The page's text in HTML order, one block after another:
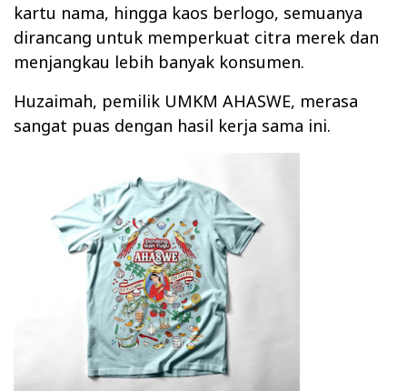
kartu nama, hingga kaos berlogo, semuanya
dirancang untuk memperkuat citra merek dan
menjangkau lebih banyak konsumen.
Huzaimah, pemilik UMKM AHASWE, merasa
sangat puas dengan hasil kerja sama ini.